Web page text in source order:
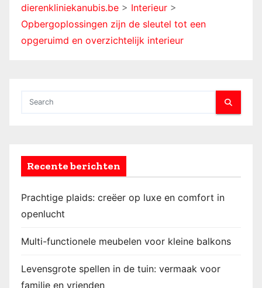
dierenkliniekanubis.be > Interieur >
Opbergoplossingen zijn de sleutel tot een
opgeruimd en overzichtelijk interieur
Recente berichten
Prachtige plaids: creëer op luxe en comfort in
openlucht
Multi-functionele meubelen voor kleine balkons
Levensgrote spellen in de tuin: vermaak voor
familie en vrienden